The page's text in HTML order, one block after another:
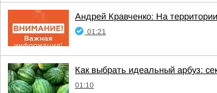
Андрей Кравченко: На
01:21
Как выбрать идеальный арбуз:
01:10